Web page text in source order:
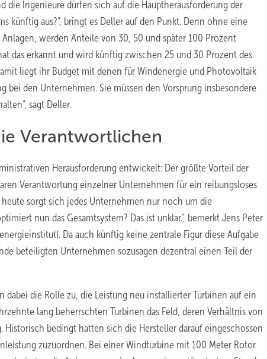
die Ingenieure dürfen sich auf die Hauptherausforderung der
künftig aus?“, bringt es Deller auf den Punkt. Denn ohne eine
werden Anteile von 30, 50 und später 100 Prozent
das erkannt und wird künftig zwischen 25 und 30 Prozent des
liegt ihr Budget mit denen für Windenergie und Photovoltaik
bei den Unternehmen. Sie müssen den Vorsprung insbesondere
sagt Deller.
Verantwortlichen
Herausforderung entwickelt: Der größte Vorteil der
Verantwortung einzelner Unternehmen für ein reibungsloses
sorgt sich jedes Unternehmen nur noch um die
nun das Gesamtsystem? Das ist unklar.“, bemerkt Jens Peter
Da auch künftig keine zentrale Figur diese Aufgabe
beteiligten Unternehmen sozusagen dezentral einen Teil der
die Rolle zu, die Leistung neu installierter Turbinen auf ein
lang beherrschten Turbinen das Feld, deren Verhältnis von
bedingt hatten sich die Hersteller darauf eingeschossen
zuzuordnen. Bei einer Windturbine mit 100 Meter Rotor